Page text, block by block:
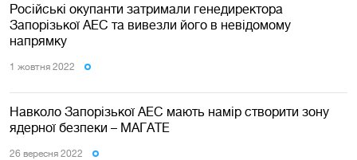
Російські окупанти затримали генедиректора
Запорізької АЕС та вивезли його в невідомому
напрямку
1 жовтня 2022
Навколо Запорізької АЕС мають намір створити зону
ядерної безпеки – МАГАТЕ
26 вересня 2022